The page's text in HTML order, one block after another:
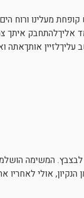
מעלינו ורוח
אליךלהתחבק
אותךאתה
המשימה
אולי לאחריו